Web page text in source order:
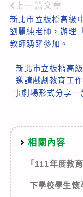
Read
more
articles
上一篇文章
新北市立板橋高級
劉麗純老師，辦理
教師踴躍參加。
新北市立板橋高
邀請戲劇教育工
事劇場形式分享
相關內容
「111年度教
下學校學生懷